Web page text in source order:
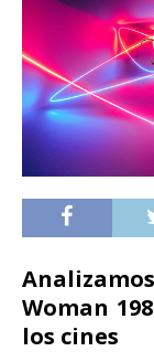
Woman
los cines